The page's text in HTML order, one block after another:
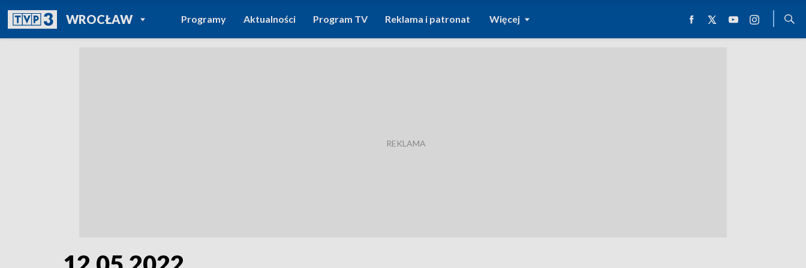
WROCŁAWPOWRÓT DO
TVP REGIONY
Programy Aktualności Program TV Reklama i patronat Więcej